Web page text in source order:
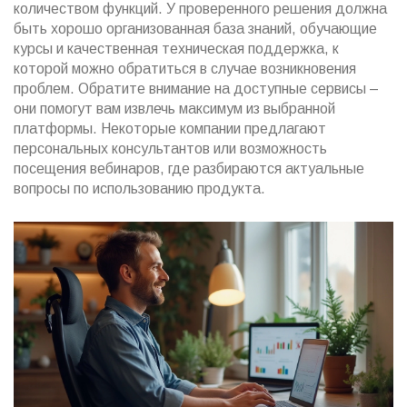
количеством функций. У проверенного решения должна
быть хорошо организованная база знаний, обучающие
курсы и качественная техническая поддержка, к
которой можно обратиться в случае возникновения
проблем. Обратите внимание на доступные сервисы –
они помогут вам извлечь максимум из выбранной
платформы. Некоторые компании предлагают
персональных консультантов или возможность
посещения вебинаров, где разбираются актуальные
вопросы по использованию продукта.